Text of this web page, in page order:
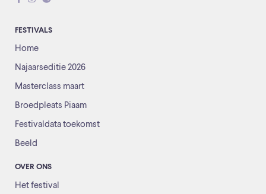
FESTIVALS
Home
Najaarseditie 2026
Masterclass maart
Broedpleats Piaam
Festivaldata toekomst
Beeld
OVER ONS
Het festival